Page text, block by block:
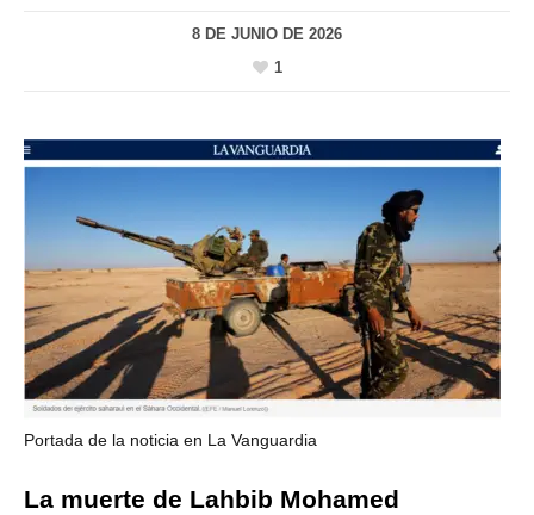
8 DE JUNIO DE 2026
1
Portada de la noticia en La Vanguardia
La muerte de Lahbib Mohamed